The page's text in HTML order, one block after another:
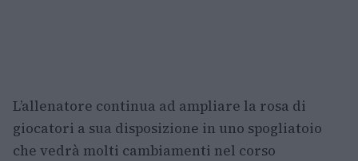
L’allenatore continua ad ampliare la rosa di
giocatori a sua disposizione in uno spogliatoio
che vedrà molti cambiamenti nel corso